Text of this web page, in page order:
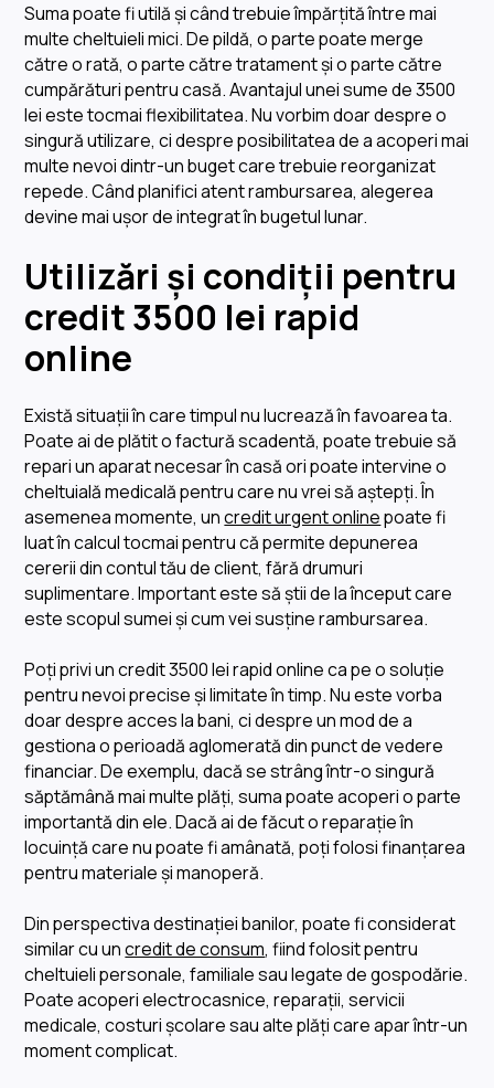
Suma poate fi utilă și când trebuie împărțită între mai
multe cheltuieli mici. De pildă, o parte poate merge
către o rată, o parte către tratament și o parte către
cumpărături pentru casă. Avantajul unei sume de 3500
lei este tocmai flexibilitatea. Nu vorbim doar despre o
singură utilizare, ci despre posibilitatea de a acoperi mai
multe nevoi dintr-un buget care trebuie reorganizat
repede. Când planifici atent rambursarea, alegerea
devine mai ușor de integrat în bugetul lunar.
Utilizări și condiții pentru
credit 3500 lei rapid
online
Există situații în care timpul nu lucrează în favoarea ta.
Poate ai de plătit o factură scadentă, poate trebuie să
repari un aparat necesar în casă ori poate intervine o
cheltuială medicală pentru care nu vrei să aștepți. În
asemenea momente, uncredit urgent onlinepoate fi
luat în calcul tocmai pentru că permite depunerea
cererii din contul tău de client, fără drumuri
suplimentare. Important este să știi de la început care
este scopul sumei și cum vei susține rambursarea.
Poți privi un credit 3500 lei rapid online ca pe o soluție
pentru nevoi precise și limitate în timp. Nu este vorba
doar despre acces la bani, ci despre un mod de a
gestiona o perioadă aglomerată din punct de vedere
financiar. De exemplu, dacă se strâng într-o singură
săptămână mai multe plăți, suma poate acoperi o parte
importantă din ele. Dacă ai de făcut o reparație în
locuință care nu poate fi amânată, poți folosi finanțarea
pentru materiale și manoperă.
Din perspectiva destinației banilor, poate fi considerat
similar cu uncredit de consum, fiind folosit pentru
cheltuieli personale, familiale sau legate de gospodărie.
Poate acoperi electrocasnice, reparații, servicii
medicale, costuri școlare sau alte plăți care apar într-un
moment complicat.